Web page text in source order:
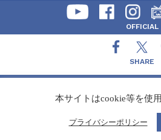
OFFICIAL
SHARE
CONTACT
Copyright
本サイトはcookie等を使
プライバシーポリシー